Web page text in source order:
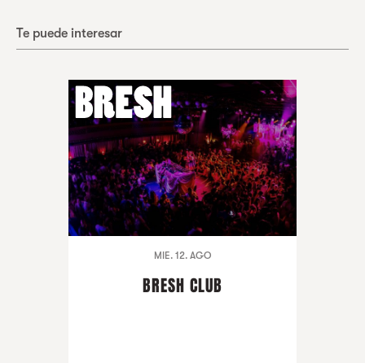
Te puede interesar
MIE. 12. AGO
BRESH CLUB